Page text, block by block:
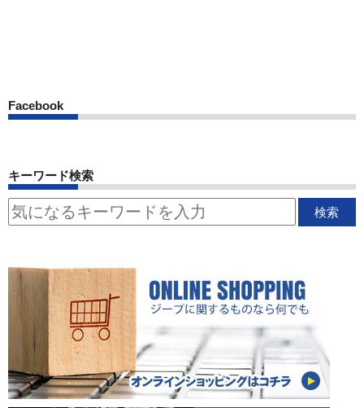
Facebook
キーワード検索